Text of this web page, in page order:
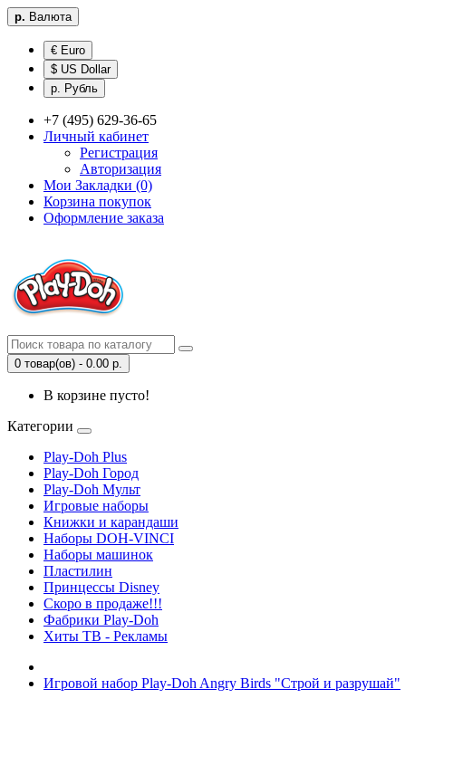
р. Валюта
€ Euro
$ US Dollar
р. Рубль
+7 (495) 629-36-65
Личный кабинет
Регистрация
Авторизация
Мои Закладки (0)
Корзина покупок
Оформление заказа
0 товар(ов) - 0.00 р.
В корзине пусто!
Категории
Play-Doh Plus
Play-Doh Город
Play-Doh Мульт
Игровые наборы
Книжки и карандаши
Наборы DOH-VINCI
Наборы машинок
Пластилин
Принцессы Disney
Скоро в продаже!!!
Фабрики Play-Doh
Хиты ТВ - Рекламы
Игровой набор Play-Doh Angry Birds "Строй и разрушай"